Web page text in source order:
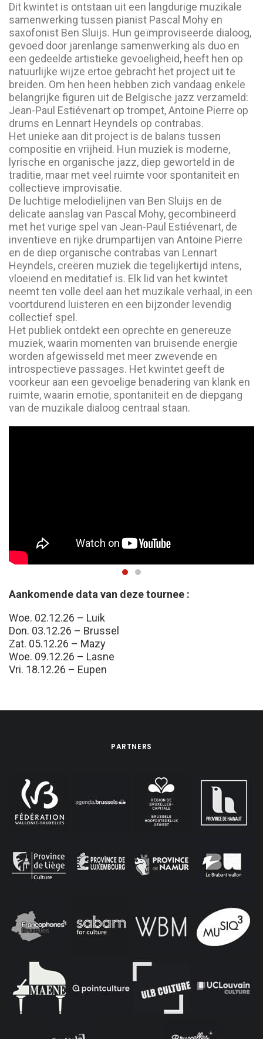
Dit kwintet is ontstaan uit een langdurige muzikale
samenwerking tussen pianist Pascal Mohy en
saxofonist Ben Sluijs. Hun geïmproviseerde dialoog,
gevoed door jarenlange samenwerking als duo en
een gedeelde artistieke gevoeligheid, heeft hen op
natuurlijke wijze ertoe gebracht het project uit te
breiden. Om hen heen hebben zich vandaag enkele
belangrijke figuren uit de Belgische jazz verzameld:
Jean-Paul Estiévenart op trompet, Antoine Pierre op
drums en Lennart Heyndels op contrabas.
Het unieke aan dit project is de balans tussen
compositie en vrijheid. Hun muziek is moderne,
lyrische en organische jazz, diep geworteld in de
traditie, maar met veel ruimte voor spontaniteit en
collectieve improvisatie.
De luchtige melodielijnen van Ben Sluijs en de
delicate aanslag van Pascal Mohy, gecombineerd
met het vurige spel van Jean-Paul Estiévenart, de
inventieve en rijke drumpartijen van Antoine Pierre
en de diep organische contrabas van Lennart
Heyndels, creëren muziek die tegelijkertijd intens,
vloeiend en meditatief is. Elk lid van het kwintet
neemt ten volle deel aan het muzikale verhaal, in een
voortdurend luisteren en een bijzonder levendig
collectief spel.
Het publiek ontdekt een oprechte en genereuze
muziek, waarin momenten van bruisende energie
worden afgewisseld met meer zwevende en
introspectieve passages. Het kwintet geeft de
voorkeur aan een gevoelige benadering van klank en
ruimte, waarin emotie, spontaniteit en de diepgang
van de muzikale dialoog centraal staan.
Aankomende data van deze tournee :
Woe. 02.12.26 – Luik
Don. 03.12.26 – Brussel
Zat. 05.12.26 – Mazy
Woe. 09.12.26 – Lasne
Vri. 18.12.26 – Eupen
PARTNERS